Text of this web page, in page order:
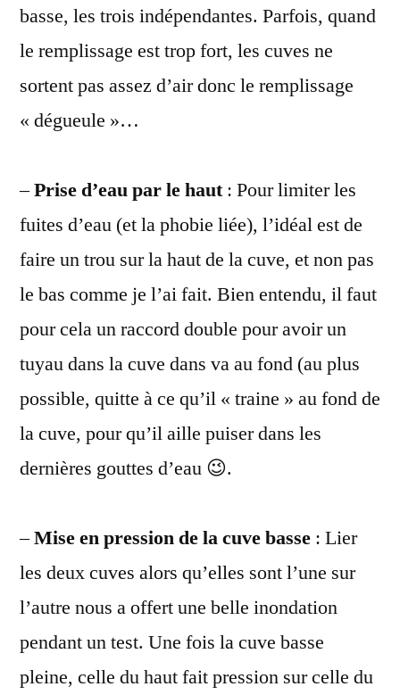
basse, les trois indépendantes. Parfois, quand
le remplissage est trop fort, les cuves ne
sortent pas assez d’air donc le remplissage
« dégueule »…
–Prise d’eau par le haut: Pour limiter les
fuites d’eau (et la phobie liée), l’idéal est de
faire un trou sur la haut de la cuve, et non pas
le bas comme je l’ai fait. Bien entendu, il faut
pour cela un raccord double pour avoir un
tuyau dans la cuve dans va au fond (au plus
possible, quitte à ce qu’il « traine » au fond de
la cuve, pour qu’il aille puiser dans les
dernières gouttes d’eau 😉.
–Mise en pression de la cuve basse : Lier
les deux cuves alors qu’elles sont l’une sur
l’autre nous a offert une belle inondation
pendant un test. Une fois la cuve basse
pleine, celle du haut fait pression sur celle du